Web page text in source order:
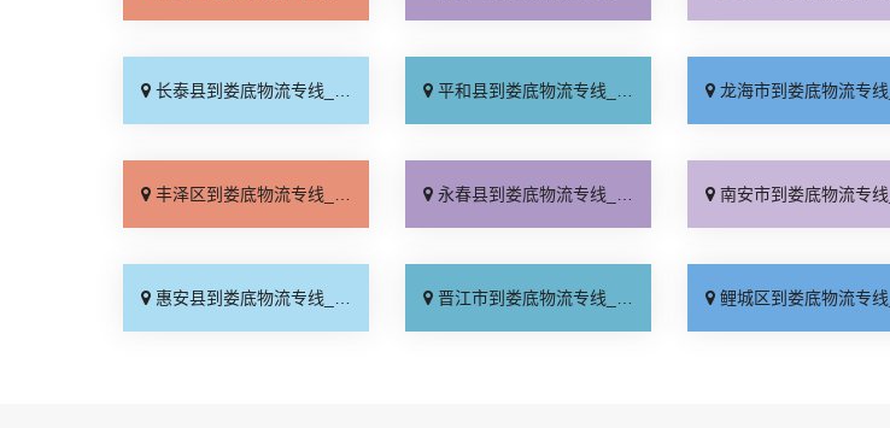
长泰县到娄底物流专线_保证时效「快运直达」 平和县到娄底物流专线_需要几天「合同承运」 龙海市到娄底物流专线_费用多少「高效快运」
丰泽区到娄底物流专线_专线查询「定点发车」 永春县到娄底物流专线_收费介绍「专线查询」 南安市到娄底物流专线_运价查询「专线查询」
惠安县到娄底物流专线_高速快运「全程直达」 晋江市到娄底物流专线_多少公里「送货上门」 鲤城区到娄底物流专线_送货到门「专业调车」